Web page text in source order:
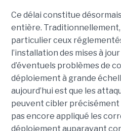
Ce délai constitue
entière.
particulier ceux
l’installation des mises à
d’éventuels problèmes de
déploiement à grande
aujourd’hui est que les
peuvent cibler précisément
pas encore appliqué les
déploiement auparavant